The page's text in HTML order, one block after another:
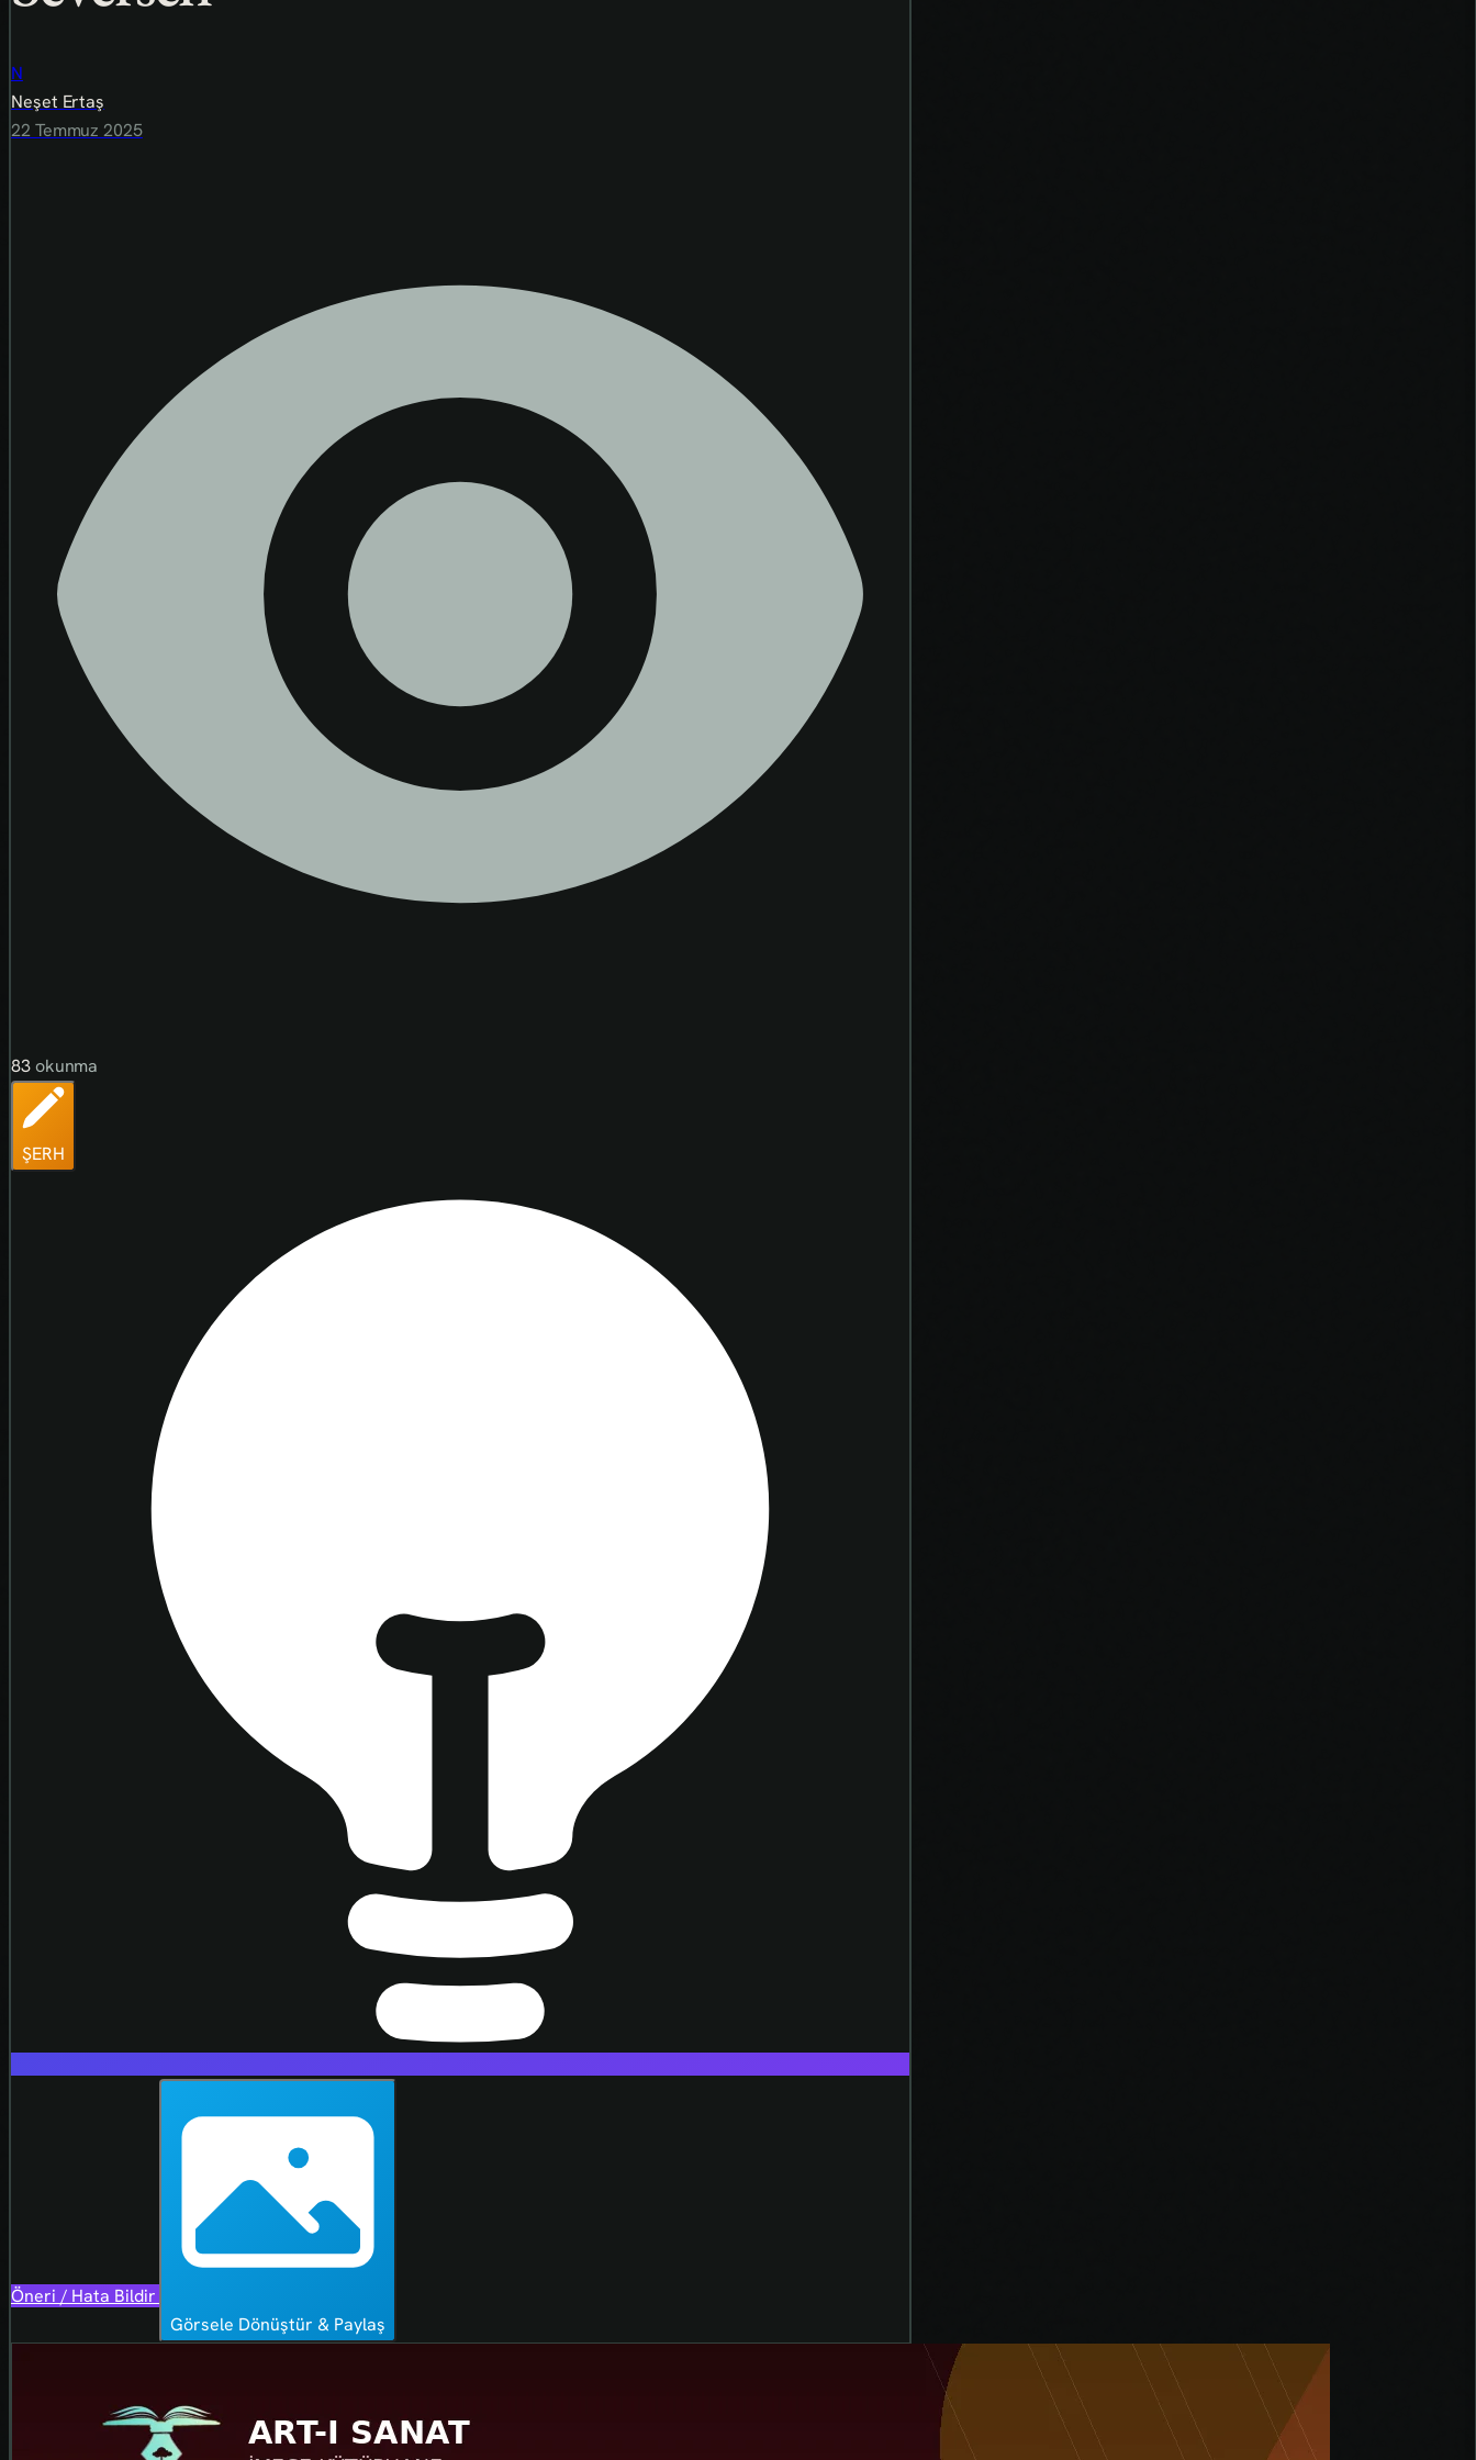
N
Neşet Ertaş
22 Temmuz 2025
83okunma
ŞERH
Öneri / Hata Bildir
Görsele Dönüştür & Paylaş